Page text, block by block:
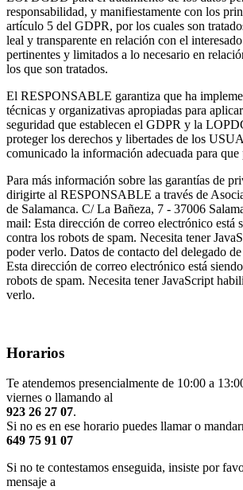
responsabilidad, y manifiestamente con los
artículo 5 del GDPR, por los cuales son
leal y transparente en relación con el
pertinentes y limitados a lo necesario en
los que son tratados.
El RESPONSABLE garantiza que ha
técnicas y organizativas apropiadas para
seguridad que establecen el GDPR y la
proteger los derechos y libertades de los
comunicado la información adecuada para que
Para más información sobre las garantías de
dirigirte al RESPONSABLE a través de
de Salamanca. C/ La Bañeza, 7 - 37006
mail: Esta dirección de correo electrónico está
contra los robots de spam. Necesita tener
poder verlo. Datos de contacto del delegado
Esta dirección de correo electrónico está
robots de spam. Necesita tener JavaScript
verlo.
Horarios
Te atendemos presencialmente de 10:00 a
viernes o llamando al
923 26 27 07.
Si no es en ese horario puedes llamar o
649 75 91 07
Si no te contestamos enseguida, insiste por
mensaje a